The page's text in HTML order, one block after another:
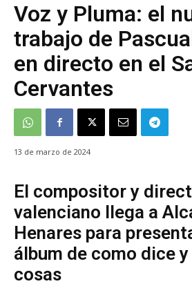
Voz y Pluma: el
trabajo de
en directo en el
Cervantes
13 de marzo de 2024
El compositor y
valenciano llega a
Henares para
álbum de como dice
cosas